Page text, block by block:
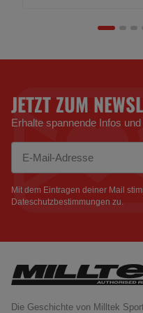
JETZT ZUM
Erhalte spannende Infos
Mit dem Eintragen deiner Mail
Dateschutzbestimmungen zu.
Die Geschichte von Milltek